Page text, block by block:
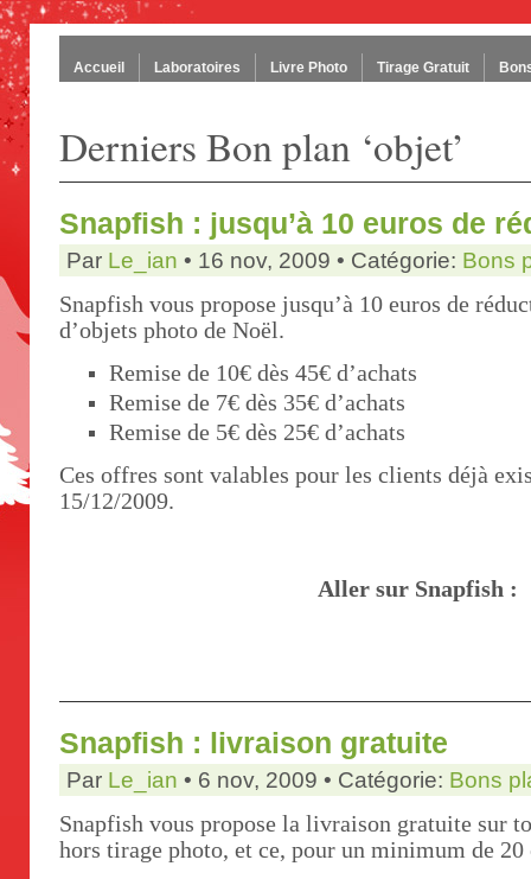
Accueil Laboratoires Livre Photo Tirage Gratuit
Derniers Bon plan ‘objet’
Snapfish : jusqu’à 10 euros de
Par Le_ian • 16 nov, 2009 • Catégorie: Bons
Snapfish vous propose jusqu’à 10 euros de
d’objets photo de Noël.
Remise de 10€ dès 45€ d’achats
Remise de 7€ dès 35€ d’achats
Remise de 5€ dès 25€ d’achats
Ces offres sont valables pour les clients déjà
15/12/2009.
Aller sur Snapfish :
Snapfish : livraison gratuite
Par Le_ian • 6 nov, 2009 • Catégorie: Bons
Snapfish vous propose la livraison gratuite sur
hors tirage photo, et ce, pour un minimum de 20